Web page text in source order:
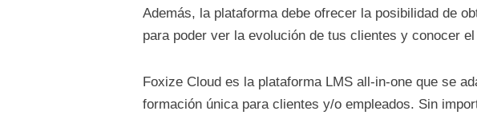
Además, la plataforma debe ofrecer la posibilidad de
para poder ver la evolución de tus clientes y conocer
Foxize Cloud es la plataforma LMS all-in-one que se
formación única para clientes y/o empleados. Sin